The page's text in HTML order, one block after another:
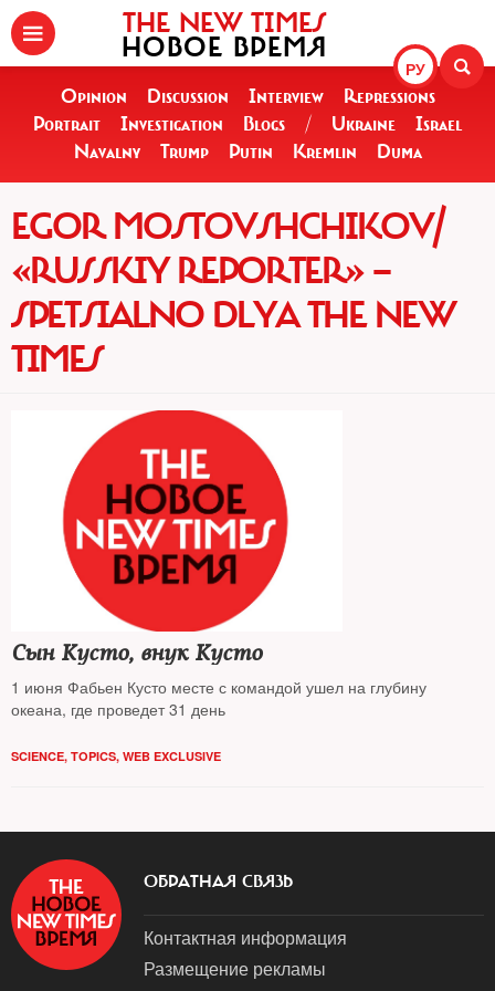
РУ
THE NEW TIMES
НОВОЕ ВРЕМЯ
Opinion Discussion Interview
Repressions
Portrait
Investigation Blogs / Ukraine
Israel
Navalny
Trump Putin Kremlin Duma
EGOR MOSTOVSHCHIKOV/
«RUSSKIY REPORTER» —
SPETSIALNO DLYA THE NEW
TIMES
Сын Кусто, внук Кусто
1 июня Фабьен Кусто месте с командой ушел на глубину
океана, где проведет 31 день
SCIENCE, TOPICS, WEB EXCLUSIVE
ОБРАТНАЯ СВЯЗЬ
Контактная информация
Размещение рекламы